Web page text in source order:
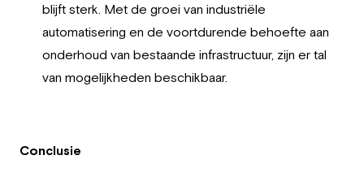
blijft sterk. Met de groei van industriële
automatisering en de voortdurende behoefte aan
onderhoud van bestaande infrastructuur, zijn er tal
van mogelijkheden beschikbaar.
Conclusie